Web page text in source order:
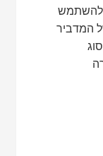
להשתמש
המדביר